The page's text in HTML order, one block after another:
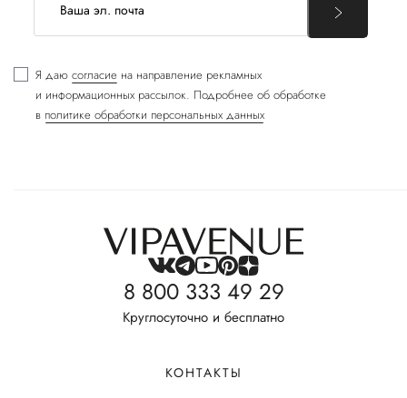
Я даю согласие на направление рекламных
и информационных рассылок. Подробнее об обработке
в политике обработки персональных данных
8 800 333 49 29
Круглосуточно и бесплатно
КОНТАКТЫ